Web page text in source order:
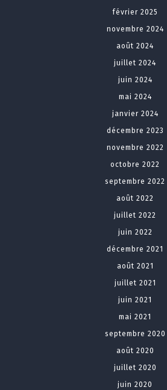
février 2025
novembre 2024
août 2024
juillet 2024
juin 2024
mai 2024
janvier 2024
décembre 2023
novembre 2022
octobre 2022
septembre 2022
août 2022
juillet 2022
juin 2022
décembre 2021
août 2021
juillet 2021
juin 2021
mai 2021
septembre 2020
août 2020
juillet 2020
juin 2020